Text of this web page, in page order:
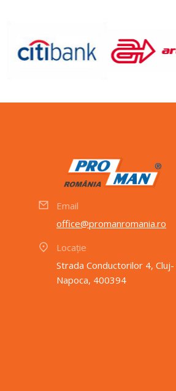
Email
office@promanromania.ro
Locație
Strada Conductorilor 4, Cluj-
Napoca, 400394